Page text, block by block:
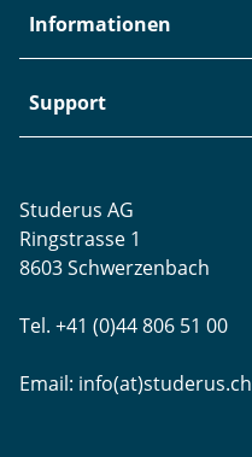
Kontakt
Studerus als Arbeitgeber
Aktuelle Jobs
Referenzen
Datenschutz
Neuheiten / EOL
Datenanbindung
Swiss Service Pack
Zyxel-Partnerprogramm
Informationen
Bezugsquellen
Garantieinformationen
Brands
Blog
Support
Projektunterstützung
WLAN-Ausmessung
Remote Desktop
Studerus AG
Ringstrasse 1
8603 Schwerzenbach
Tel. +41 (0)44 806 51 00
Email: info(at)studerus.ch